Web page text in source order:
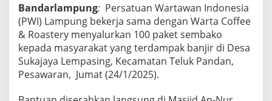
r
k
a
1
0
0
Bandarlampung: Persatuan Wartawan Indonesia
(PWI) Lampung bekerja sama dengan Warta Coffee
& Roastery menyalurkan 100 paket sembako
kepada masyarakat yang terdampak banjir di Desa
Sukajaya Lempasing, Kecamatan Teluk Pandan,
Pesawaran, Jumat (24/1/2025).